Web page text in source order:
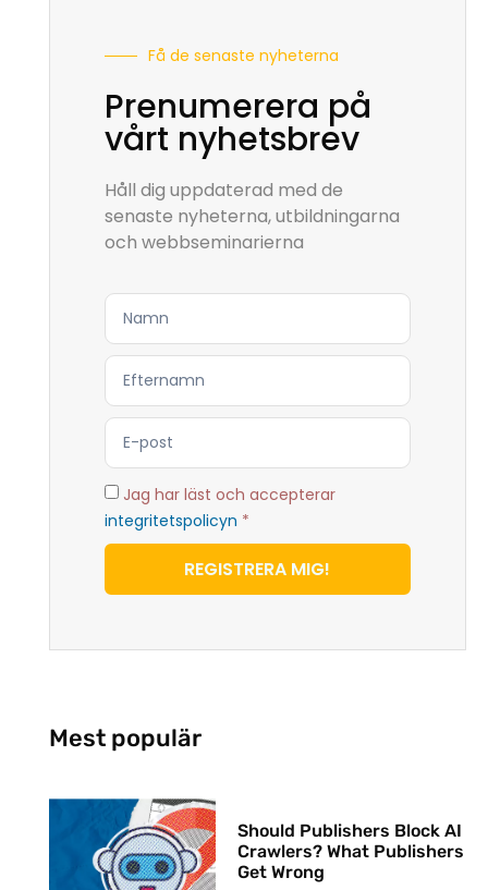
Få de senaste nyheterna
Prenumerera på
vårt nyhetsbrev
Håll dig uppdaterad med de
senaste nyheterna, utbildningarna
och webbseminarierna
Jag har läst och accepterar
integritetspolicyn *
REGISTRERA MIG!
Mest populär
Should Publishers Block AI
Crawlers? What Publishers
Get Wrong